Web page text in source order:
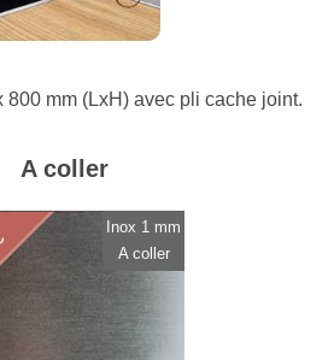
800 mm (LxH) avec pli cache joint.
A coller
Inox 1 mm
A coller